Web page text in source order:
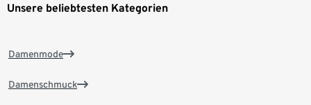
Unsere beliebtesten Kategorien
Damenmode
Damenschmuck